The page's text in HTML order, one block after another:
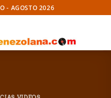
- AGOSTO 2026